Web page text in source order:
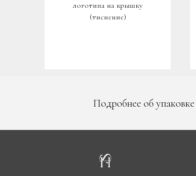
логотипа на крышку
(тиснение)
Подробнее об